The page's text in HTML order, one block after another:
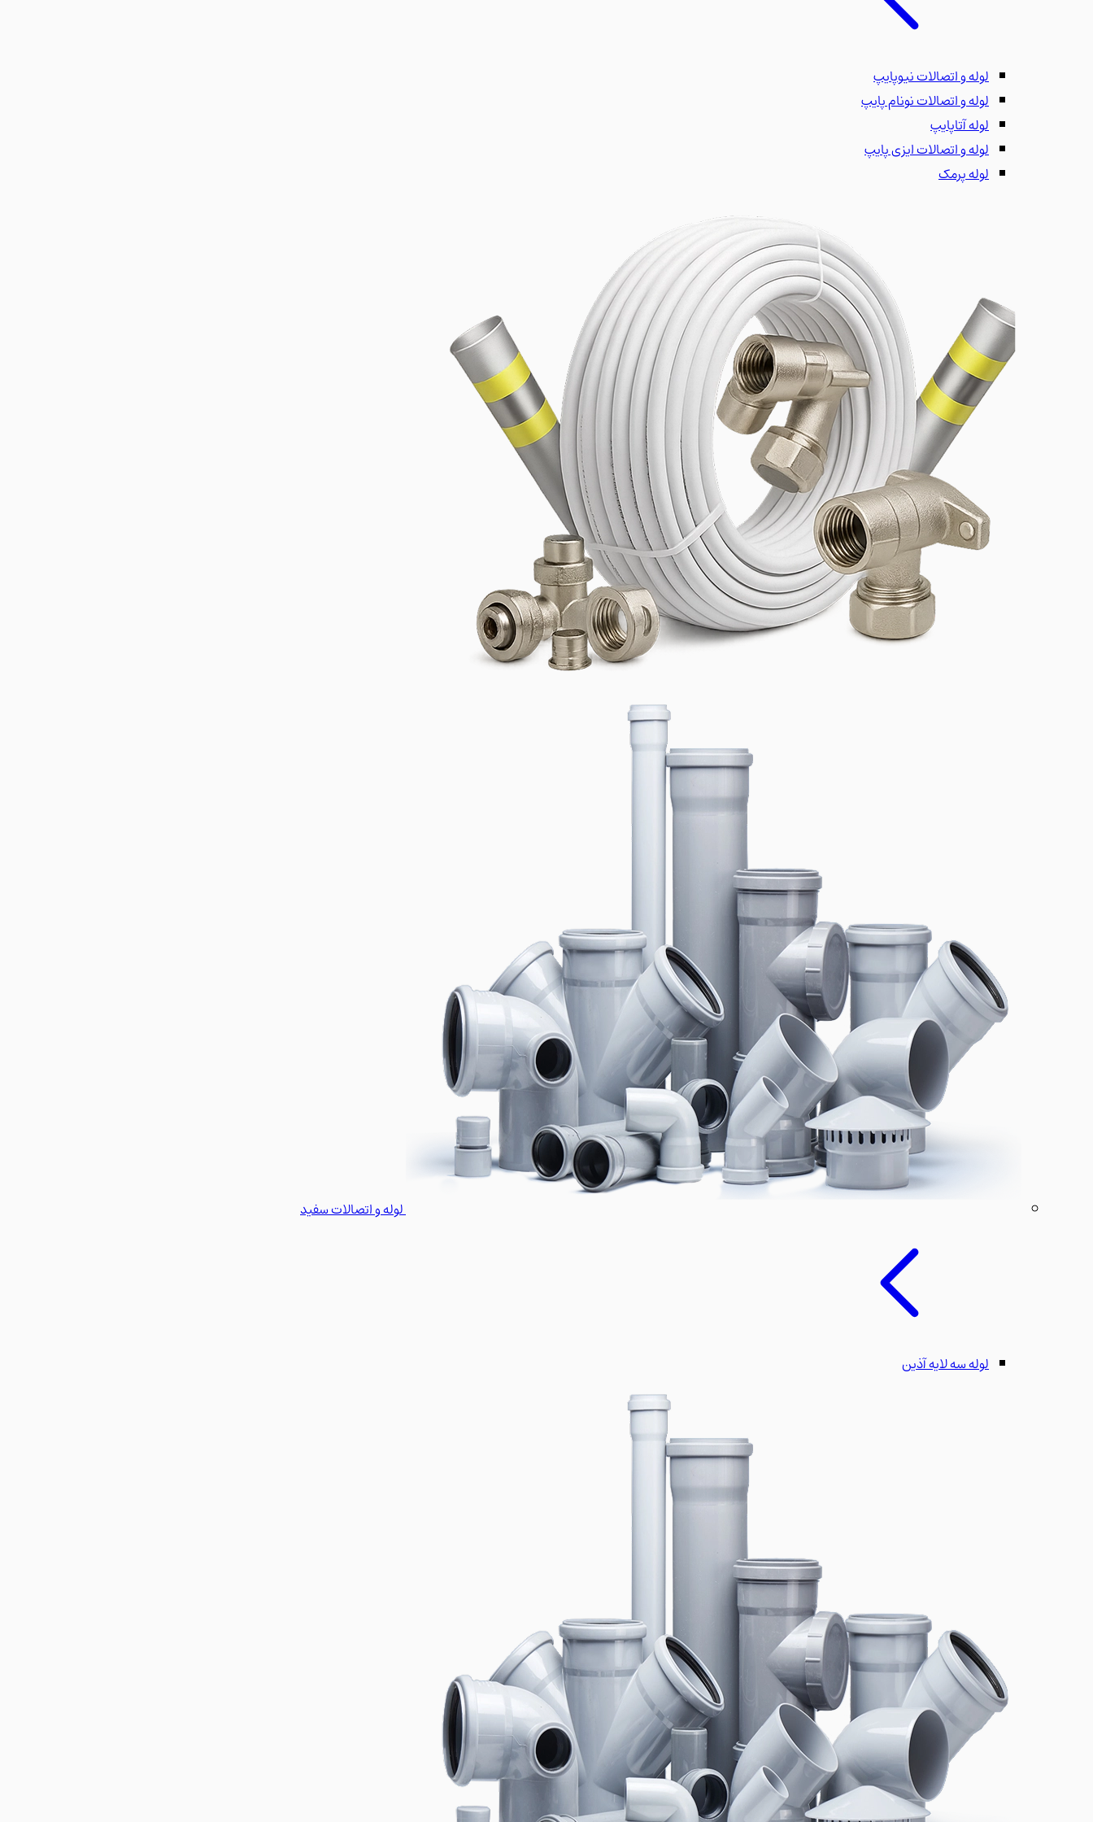
لوله و اتصالات نیوپایپ
لوله و اتصالات نونام پایپ
لوله آتاپایپ
لوله و اتصالات ایزی پایپ
لوله پرمک
لوله و اتصالات سفید
لوله سه لایه آذین